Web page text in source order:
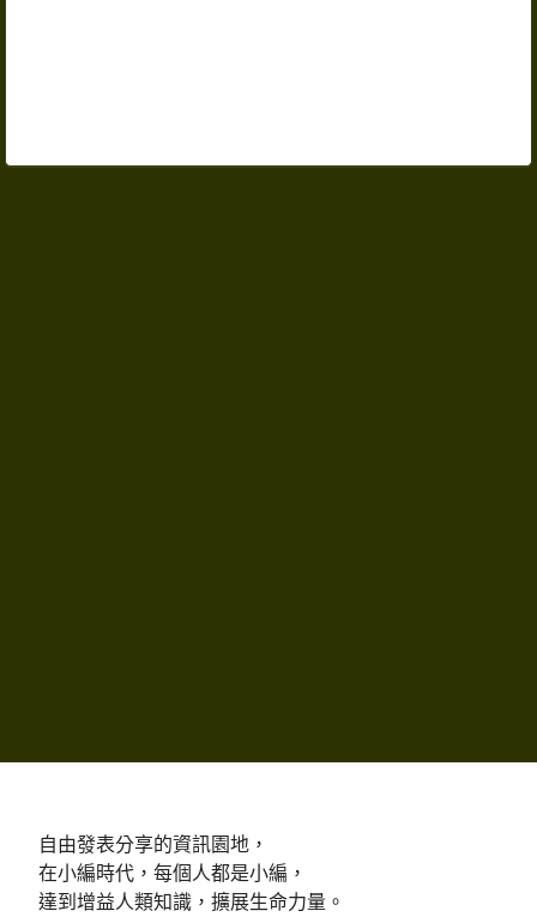
自由發表分享的資訊園地，
在小編時代，每個人都是小編，
達到增益人類知識，擴展生命力量。